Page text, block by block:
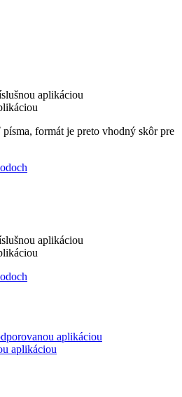
aplikáciou
formát je preto vhodný skôr pre
aplikáciou
aplikáciou
aplikáciou